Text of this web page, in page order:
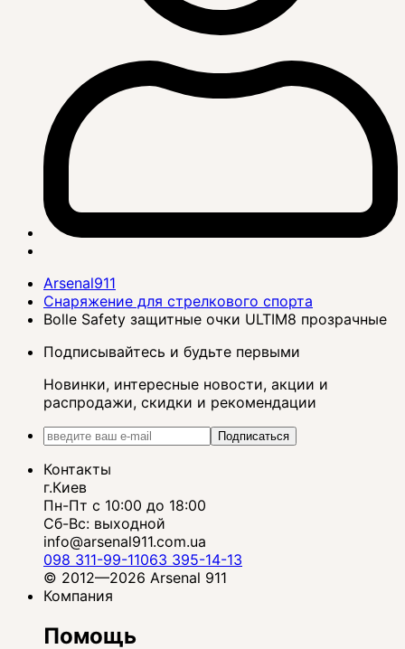
Arsenal911
Снаряжение для стрелкового спорта
Bolle Safety защитные очки ULTIM8 прозрачные
Подписывайтесь и будьте первыми
Новинки, интересные новости, акции и
распродажи, скидки и рекомендации
Подписаться
Контакты
г.Киев
Пн-Пт с 10:00 до 18:00
Сб-Вс: выходной
info@arsenal911.com.ua
098 311-99-11063 395-14-13
© 2012—2026 Arsenal 911
Компания
Помощь